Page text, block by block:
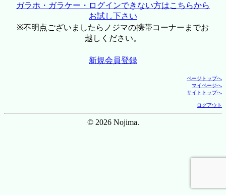
ガラホ・ガラケー・ログインできない方はこちらから
お試し下さい
※不明点ございましたらノジマの携帯コーナーまでお
越しください。
新規会員登録
ページトップへ
マイページへ
サイトトップへ
ログアウト
© 2026 Nojima.